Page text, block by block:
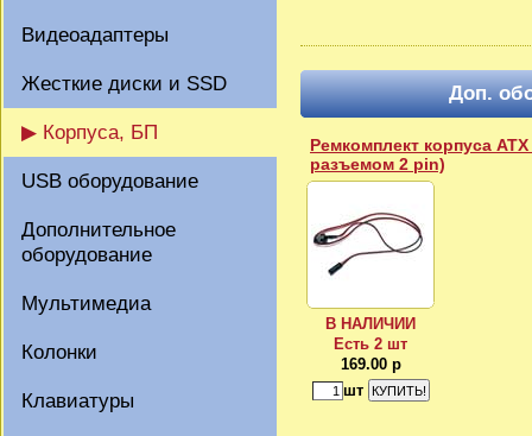
Видеоадаптеры
Жесткие диски и SSD
▶ Корпуса, БП
USB оборудование
Дополнительное
оборудование
Мультимедиа
Колонки
Клавиатуры
Доп.
Ремкомплект корпуса
разъемом 2 pin)
В НАЛИЧИИ
Есть 2 шт
169.00 р
шт